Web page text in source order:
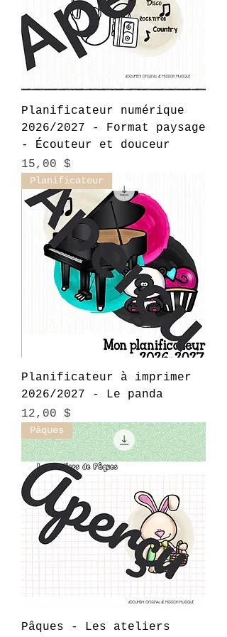
Planificateur numérique
2026/2027 - Format paysage
- Écouteur et douceur
Prix
15,00 $
Planificateur
Planificateur à imprimer
2026/2027 - Le panda
Prix
12,00 $
Pâques
Pâques - Les ateliers